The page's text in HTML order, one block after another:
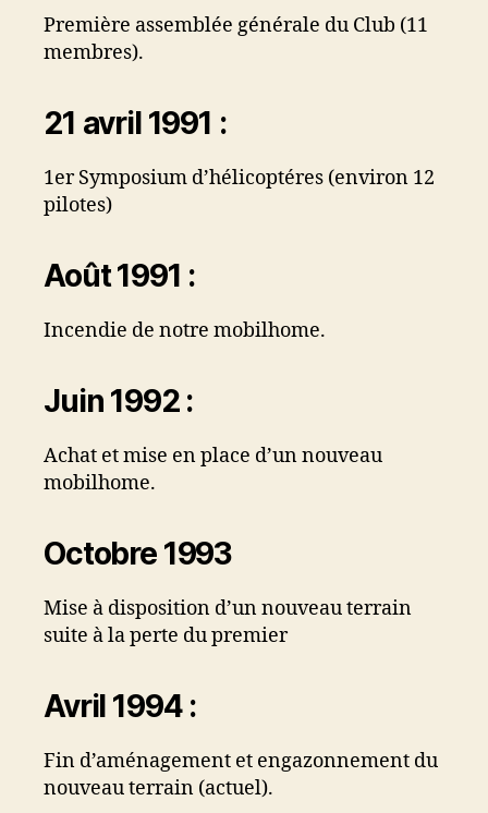
Première assemblée générale du Club (11
membres).
21 avril 1991 :
1er Symposium d’hélicoptéres (environ 12
pilotes)
Août 1991 :
Incendie de notre mobilhome.
Juin 1992 :
Achat et mise en place d’un nouveau
mobilhome.
Octobre 1993
Mise à disposition d’un nouveau terrain
suite à la perte du premier
Avril 1994 :
Fin d’aménagement et engazonnement du
nouveau terrain (actuel).